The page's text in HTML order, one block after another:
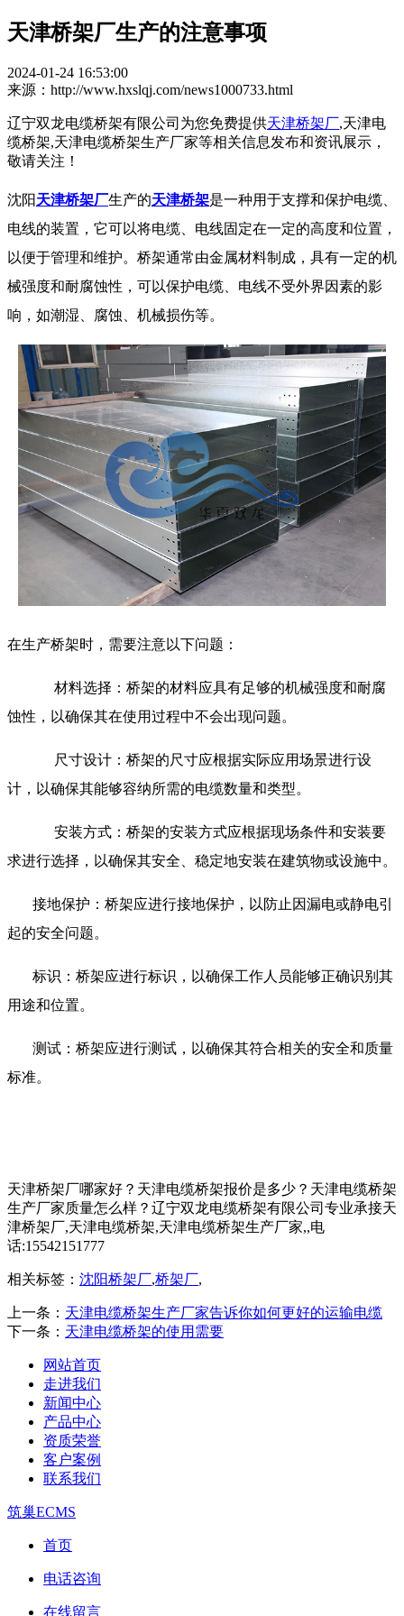
天津桥架厂生产的注意事项
2024-01-24 16:53:00
来源：http://www.hxslqj.com/news1000733.html
辽宁双龙电缆桥架有限公司为您免费提供天津桥架厂,天津电
缆桥架,天津电缆桥架生产厂家等相关信息发布和资讯展示，
敬请关注！
沈阳天津桥架厂生产的天津桥架是一种用于支撑和保护电缆、
电线的装置，它可以将电缆、电线固定在一定的高度和位置，
以便于管理和维护。桥架通常由金属材料制成，具有一定的机
械强度和耐腐蚀性，可以保护电缆、电线不受外界因素的影
响，如潮湿、腐蚀、机械损伤等。
在生产桥架时，需要注意以下问题：
材料选择：桥架的材料应具有足够的机械强度和耐腐
蚀性，以确保其在使用过程中不会出现问题。
尺寸设计：桥架的尺寸应根据实际应用场景进行设
计，以确保其能够容纳所需的电缆数量和类型。
安装方式：桥架的安装方式应根据现场条件和安装要
求进行选择，以确保其安全、稳定地安装在建筑物或设施中。
接地保护：桥架应进行接地保护，以防止因漏电或静电引
起的安全问题。
标识：桥架应进行标识，以确保工作人员能够正确识别其
用途和位置。
测试：桥架应进行测试，以确保其符合相关的安全和质量
标准。
天津桥架厂哪家好？天津电缆桥架报价是多少？天津电缆桥架
生产厂家质量怎么样？辽宁双龙电缆桥架有限公司专业承接天
津桥架厂,天津电缆桥架,天津电缆桥架生产厂家,,电
话:15542151777
相关标签： 沈阳桥架厂,桥架厂,
上一条： 天津电缆桥架生产厂家告诉你如何更好的运输电缆
下一条： 天津电缆桥架的使用需要
网站首页
走进我们
新闻中心
产品中心
资质荣誉
客户案例
联系我们
筑巢ECMS
首页
电话咨询
在线留言